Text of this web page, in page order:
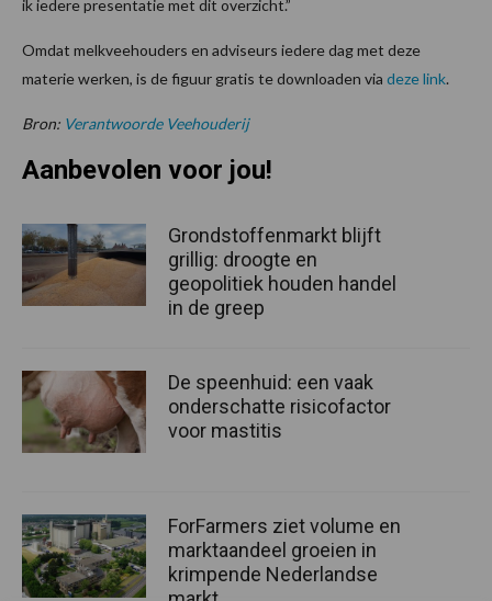
ik iedere presentatie met dit overzicht.”
Omdat melkveehouders en adviseurs iedere dag met deze
materie werken, is de figuur gratis te downloaden via deze link.
Bron: Verantwoorde Veehouderij
Aanbevolen voor jou!
Grondstoffenmarkt blijft
grillig: droogte en
geopolitiek houden handel
in de greep
De speenhuid: een vaak
onderschatte risicofactor
voor mastitis
ForFarmers ziet volume en
marktaandeel groeien in
krimpende Nederlandse